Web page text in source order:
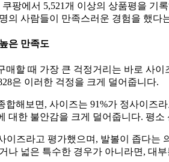
쿠팡에서 5,521개 이상의 상품평을 기
의 사람들이 만족스러운 경험을 했
은 만족도
매할 때 가장 큰 걱정거리는 바로 사
은 이러한 걱정을 크게 덜어줍니다.
합해보면, 사이즈는 91%가 정사이즈
대한 불안감을 크게 덜어줍니다. 평
이즈라고 평가했으며, 발볼이 좁다는
나 넓은 특수한 경우가 아니라면, 대